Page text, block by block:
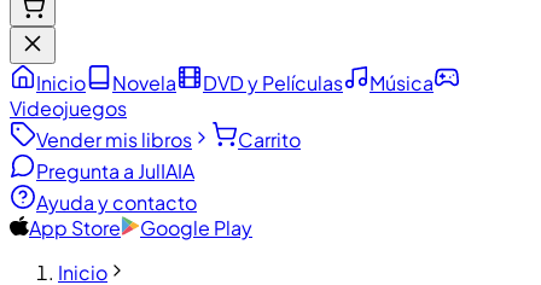
Inicio Novela DVD y Películas
Música
Videojuegos
Vender mis libros
Carrito
Pregunta a JulIAIA
Ayuda y contacto
App Store
Google Play
Inicio